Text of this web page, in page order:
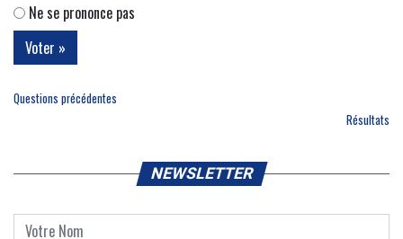
Ne se prononce pas
Questions précédentes
Résultats
NEWSLETTER